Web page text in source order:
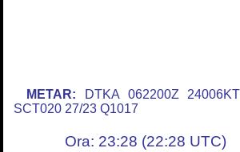
METAR: DTKA 062200Z
SCT020 27/23 Q1017
Ora: 23:28 (22:28 UTC)